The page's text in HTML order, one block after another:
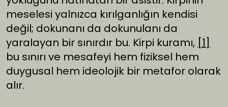
meselesi yalnızca kırılganlığın kendisi
değil; dokunanı da dokunulanı da
yaralayan bir sınırdır bu. Kirpi kuramı, [1]
bu sınırı ve mesafeyi hem fiziksel hem
duygusal hem ideolojik bir metafor olarak
alır.